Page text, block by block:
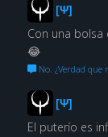
[Ψ]
Con una
😂
No. ¿Verdad que
[Ψ]
El puterío es